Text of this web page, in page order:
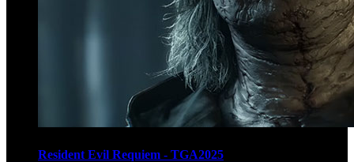
Resident Evil Requiem - TGA2025